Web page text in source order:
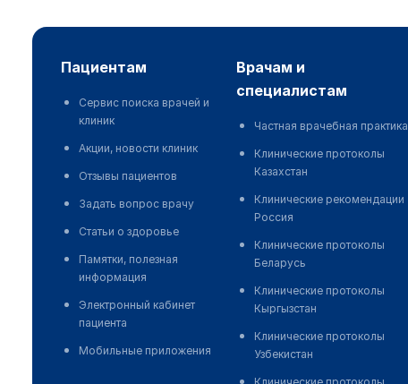
пациентам
Сервис поиска врачей и
клиник
Акции, новости клиник
Отзывы пациентов
Задать вопрос врачу
Статьи о здоровье
Памятки, полезная
информация
Электронный кабинет
пациента
Мобильные приложения
врачам и
специалистам
Частная врачебная практика
Клинические протоколы
Казахстан
Клинические рекомендации
Россия
Клинические протоколы
Беларусь
Клинические протоколы
Кыргызстан
Клинические протоколы
Узбекистан